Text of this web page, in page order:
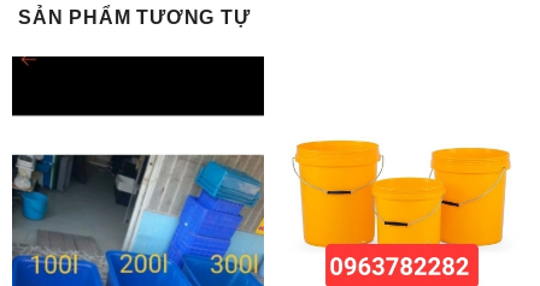
SẢN PHẨM TƯƠNG TỰ